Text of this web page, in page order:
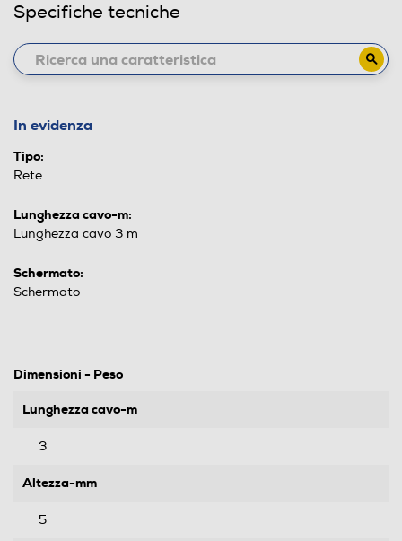
Specifiche tecniche
In evidenza
Tipo:
Rete
Lunghezza cavo-m:
Lunghezza cavo 3 m
Schermato:
Schermato
Dimensioni - Peso
Lunghezza cavo-m
3
Altezza-mm
5